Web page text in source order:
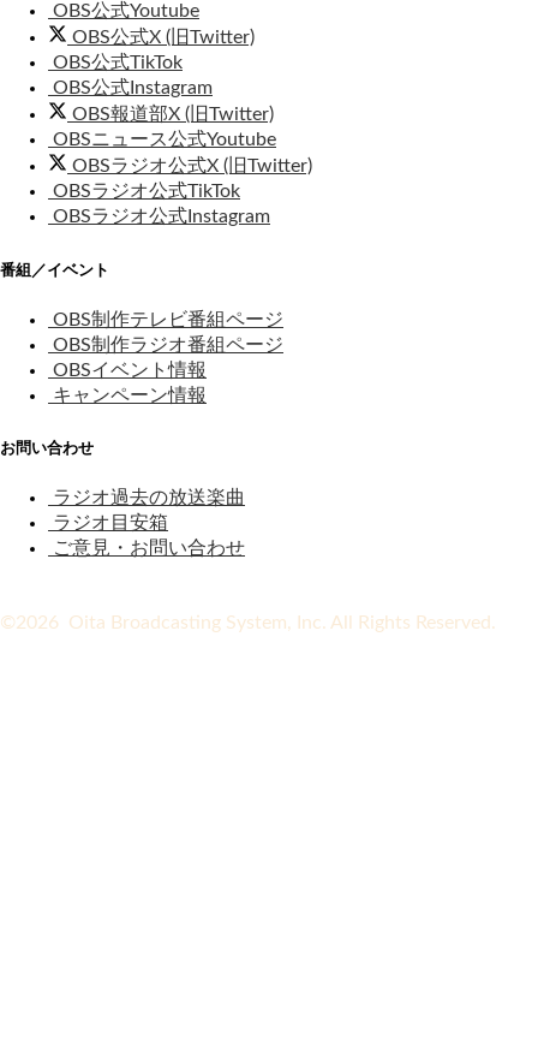
OBS公式Youtube
OBS公式X (旧Twitter)
OBS公式TikTok
OBS公式Instagram
OBS報道部X (旧Twitter)
OBSニュース公式Youtube
OBSラジオ公式X (旧Twitter)
OBSラジオ公式TikTok
OBSラジオ公式Instagram
番組／イベント
OBS制作テレビ番組ページ
OBS制作ラジオ番組ページ
OBSイベント情報
キャンペーン情報
お問い合わせ
ラジオ過去の放送楽曲
ラジオ目安箱
ご意見・お問い合わせ
©2026 Oita Broadcasting System, Inc. All Rights Reserved.